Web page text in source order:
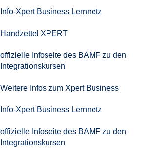
Info-Xpert Business Lernnetz
Handzettel XPERT
offizielle Infoseite des BAMF zu den
Integrationskursen
Weitere Infos zum Xpert Business
Info-Xpert Business Lernnetz
offizielle Infoseite des BAMF zu den
Integrationskursen